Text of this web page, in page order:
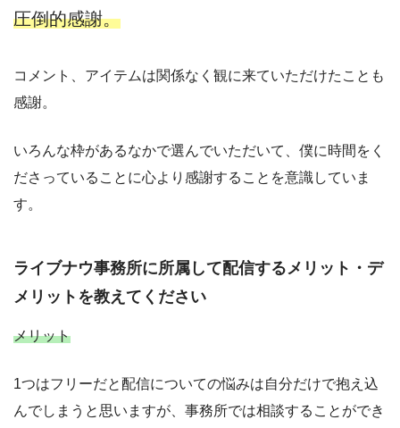
圧倒的感謝。
コメント、アイテムは関係なく観に来ていただけたことも
感謝。
いろんな枠があるなかで選んでいただいて、僕に時間をく
ださっていることに心より感謝することを意識していま
す。
ライブナウ事務所に所属して配信するメリット・デ
メリットを教えてください
メリット
1つはフリーだと配信についての悩みは自分だけで抱え込
んでしまうと思いますが、事務所では相談することができ